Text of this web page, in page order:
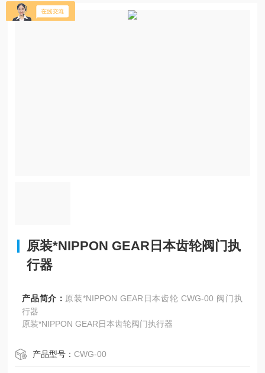
原装*NIPPON GEAR日本齿轮阀门执
行器
产品简介： 原装*NIPPON GEAR日本齿轮 CWG-00 阀门执
行器
原装*NIPPON GEAR日本齿轮阀门执行器
产品型号：CWG-00